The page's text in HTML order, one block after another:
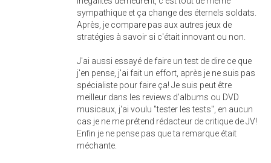
sympathique et ça change des éternels soldats.
Après, je compare pas aux autres jeux de
stratégies à savoir si c'était innovant ou non.
J'ai aussi essayé de faire un test de dire ce que
j'en pense, j'ai fait un effort, après je ne suis pas
spécialiste pour faire ça! Je suis peut être
meilleur dans les reviews d'albums ou DVD
musicaux, j'ai voulu "tester les tests", en aucun
cas je ne me prétend rédacteur de critique de JV!
Enfin je ne pense pas que ta remarque était
méchante.